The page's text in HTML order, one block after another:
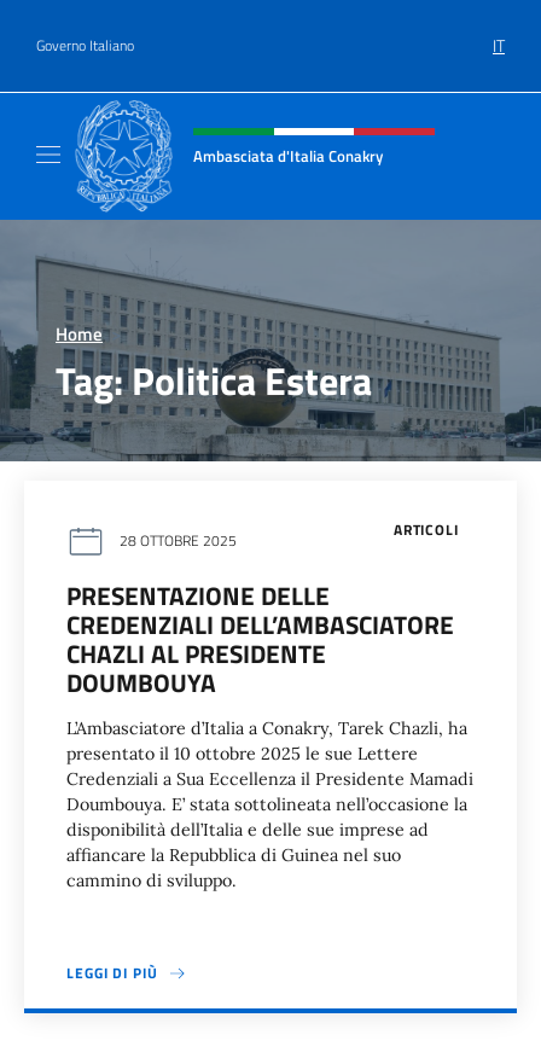
Governo Italiano IT
Intestazione sito, social e menù
Ambasciata d'Italia Conakry
Home >
Tag:Politica Estera
ARTICOLI
28 OTTOBRE 2025
PRESENTAZIONE DELLE
CREDENZIALI DELL’AMBASCIATORE
CHAZLI AL PRESIDENTE
DOUMBOUYA
L’Ambasciatore d’Italia a Conakry, Tarek Chazli, ha
presentato il 10 ottobre 2025 le sue Lettere
Credenziali a Sua Eccellenza il Presidente Mamadi
Doumbouya. E’ stata sottolineata nell’occasione la
disponibilità dell’Italia e delle sue imprese ad
affiancare la Repubblica di Guinea nel suo
cammino di sviluppo.
LEGGI DI PIÙ